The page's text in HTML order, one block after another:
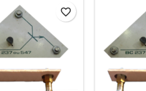
favorite_border